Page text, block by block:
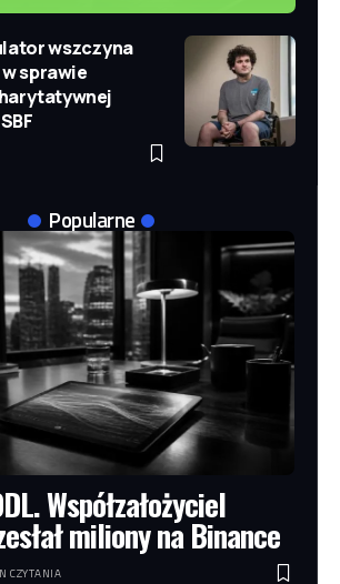
wszczyna
sprawie
Popularne
Współzałożyciel
miliony na Binance
CZYTANIA